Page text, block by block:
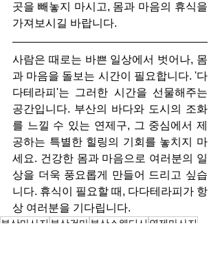
곳을 빼놓지 마시고, 몸과 마음의 휴식을
가져보시길 바랍니다.
사람은 때로는 바쁜 일상에서 벗어나, 몸
과 마음을 돌보는 시간이 필요합니다. '다
다테라피'는 그러한 시간을 선물해주는
공간입니다. 부산의 바다와 도시의 조화
를 느낄 수 있는 연제구, 그 중심에서 제
공하는 특별한 힐링의 기회를 놓치지 마
세요. 건강한 몸과 마음으로 여러분의 일
상을 더욱 풍요롭게 만들어 드리고 싶습
니다. 휴식이 필요할 때, 다다테라피가 항
상 여러분을 기다립니다.
부산마사지 부산건마 부산스웨디시 연제마사지